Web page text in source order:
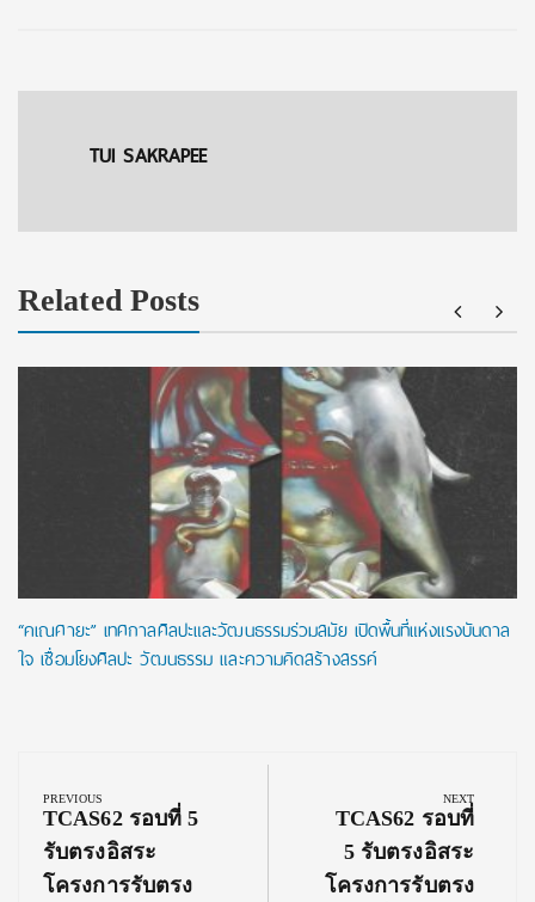
TUI SAKRAPEE
Related Posts
“คเณศายะ” เทศกาลศิลปะและวัฒนธรรมร่วมสมัย เปิดพื้นที่แห่งแรงบันดาล
ใจ เชื่อมโยงศิลปะ วัฒนธรรม และความคิดสร้างสรรค์
navigation
PREVIOUS
Previous
Post:
TCAS62 รอบที่ 5
รับตรงอิสระ
โครงการรับตรง
NEXT
Next
Post:
TCAS62 รอบที่
5 รับตรงอิสระ
โครงการรับตรง